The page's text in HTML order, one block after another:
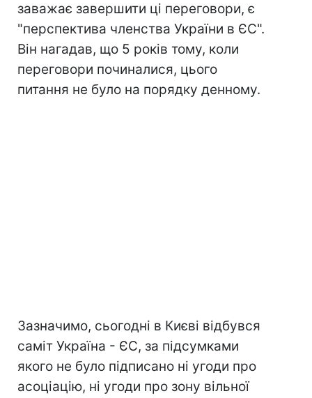
заважає завершити ці переговори, є
"перспектива членства України в ЄС".
Він нагадав, що 5 років тому, коли
переговори починалися, цього
питання не було на порядку денному.
Зазначимо, сьогодні в Києві відбувся
саміт Україна - ЄС, за підсумками
якого не було підписано ні угоди про
асоціацію, ні угоди про зону вільної